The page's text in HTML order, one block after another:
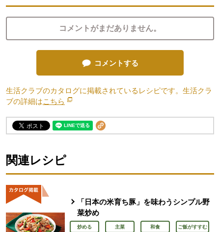
コメントがまだありません。
コメントする
生活クラブのカタログに掲載されているレシピです。生活クラ
ブの詳細はこちら 別のウィンドウで開きます。
関連レシピ
「日本の米育ち豚」を味わうシンプル野
菜炒め
炒める 主菜 和食 ご飯がすすむ